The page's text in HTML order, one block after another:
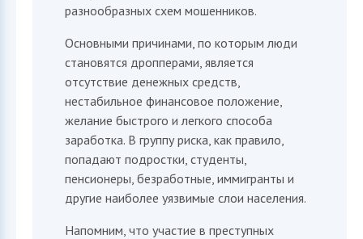
разнообразных схем мошенников.
Основными причинами, по которым люди
становятся дропперами, является
отсутствие денежных средств,
нестабильное финансовое положение,
желание быстрого и легкого способа
заработка. В группу риска, как правило,
попадают подростки, студенты,
пенсионеры, безработные, иммигранты и
другие наиболее уязвимые слои населения.
Напомним, что участие в преступных